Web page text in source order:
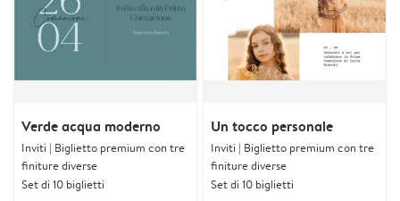
Verde acqua moderno
Inviti | Biglietto premium con tre
finiture diverse
Set di 10 biglietti
Un tocco personale
Inviti | Biglietto premium con tre
finiture diverse
Set di 10 biglietti